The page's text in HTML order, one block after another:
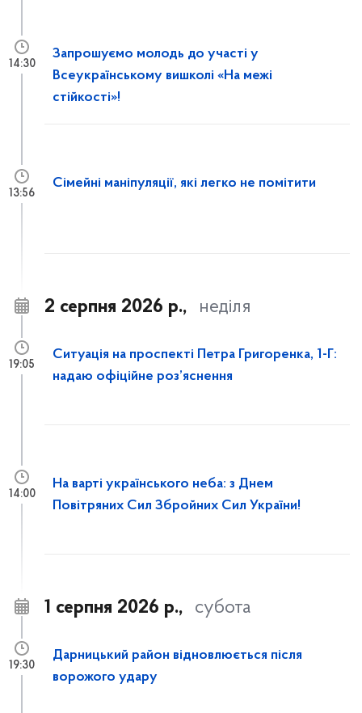
Запрошуємо молодь до участі у
Всеукраїнському вишколі «На межі
стійкості»!
14:30
Сімейні маніпуляції, які легко не помітити
13:56
2 серпня 2026 р., неділя
Ситуація на проспекті Петра Григоренка, 1-Г:
надаю офіційне роз’яснення
19:05
На варті українського неба: з Днем
Повітряних Сил Збройних Сил України!
14:00
1 серпня 2026 р., субота
Дарницький район відновлюється після
ворожого удару
19:30